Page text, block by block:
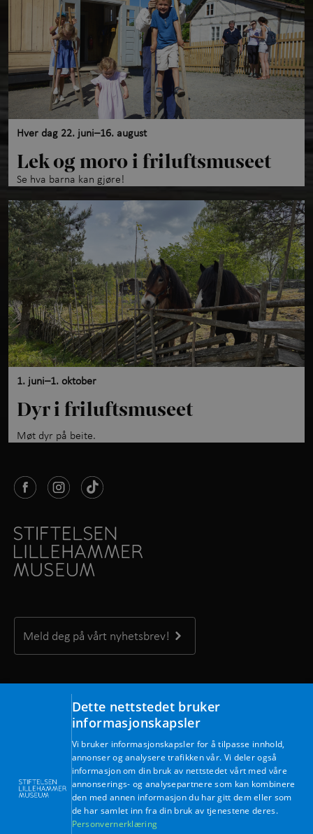
Hver dag 22. juni–16. august
Lek og moro i friluftsmuseet
Se hva barna kan gjøre!
1. juni–1. oktober
Dyr i friluftsmuseet
Møt dyr på beite.
Meld deg på vårt nyhetsbrev!
Kontakt oss
Maihaugvegen 1, 2609 Lillehammer
Mandag – fredag kl. 09.00 – 15.30
post@lillehammermuseum.no
Ansatte
Personvernerklæring
Dette nettstedet bruker
informasjonskapsler
Vi bruker informasjonskapsler for å tilpasse innhold,
annonser og analysere trafikken vår. Vi deler også
informasjon om din bruk av nettstedet vårt med våre
annonserings- og analysepartnere som kan kombinere
den med annen informasjon du har gitt dem eller som
de har samlet inn fra din bruk av tjenestene deres.
Personvernerklæring